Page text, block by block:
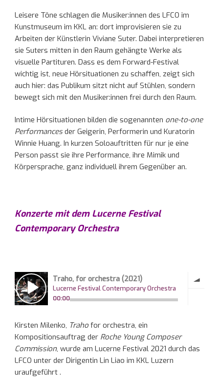
Leisere Töne schlagen die Musiker:innen des LFCO im
Kunstmuseum im KKL an: dort improvisieren sie zu
Arbeiten der Künstlerin Viviane Suter. Dabei interpretieren
sie Suters mitten in den Raum gehängte Werke als
visuelle Partituren. Dass es dem Forward-Festival
wichtig ist, neue Hörsituationen zu schaffen, zeigt sich
auch hier: das Publikum sitzt nicht auf Stühlen, sondern
bewegt sich mit den Musiker:innen frei durch den Raum.
Intime Hörsituationen bilden die sogenannten one-to-one
Performancesder Geigerin, Performerin und Kuratorin
Winnie Huang. In kurzen Soloauftritten für nur je eine
Person passt sie ihre Performance, ihre Mimik und
Körpersprache, ganz individuell ihrem Gegenüber an.
Konzerte mit dem Lucerne Festival
Contemporary Orchestra
Kirsten Milenko, Traho for orchestra, ein
Kompositionsauftrag der Roche Young Composer
Commission, wurde am Lucerne Festival 2021 durch das
LFCO unter der Dirigentin Lin Liao im KKL Luzern
uraufgeführt .